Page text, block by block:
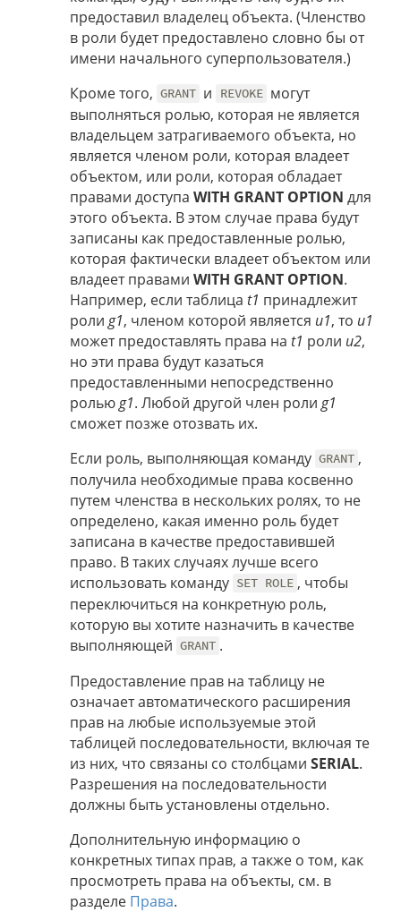
предоставил владелец объекта. (Членство
в роли будет предоставлено словно бы от
имени начального суперпользователя.)
Кроме того, GRANT и REVOKE могут
выполняться ролью, которая не является
владельцем затрагиваемого объекта, но
является членом роли, которая владеет
объектом, или роли, которая обладает
правами доступа WITH GRANT OPTION для
этого объекта. В этом случае права будут
записаны как предоставленные ролью,
которая фактически владеет объектом или
владеет правами WITH GRANT OPTION.
Например, если таблица t1 принадлежит
роли g1, членом которой является u1, то u1
может предоставлять права на t1 роли u2,
но эти права будут казаться
предоставленными непосредственно
рольюg1. Любой другой член роли g1
сможет позже отозвать их.
Если роль, выполняющая команду GRANT ,
получила необходимые права косвенно
путем членства в нескольких ролях, то не
определено, какая именно роль будет
записана в качестве предоставившей
право. В таких случаях лучше всего
использовать команду SET ROLE , чтобы
переключиться на конкретную роль,
которую вы хотите назначить в качестве
выполняющей GRANT .
Предоставление прав на таблицу не
означает автоматического расширения
прав на любые используемые этой
таблицей последовательности, включая те
из них, что связаны со столбцами SERIAL.
Разрешения на последовательности
должны быть установлены отдельно.
Дополнительную информацию о
конкретных типах прав, а также о том, как
просмотреть права на объекты, см. в
разделе Права.